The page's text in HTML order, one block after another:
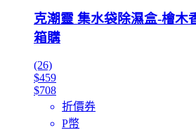
克潮靈 集水袋除濕盒-檜木
箱購
(26)
$459
$708
折價券
P幣